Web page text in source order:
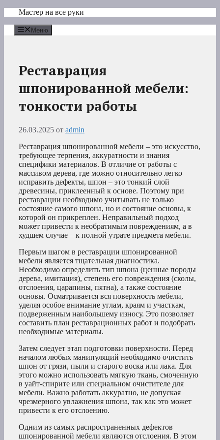
Перейти
содержимому
Мастер на все руки
Меню
Реставрация
шпонированной мебели:
тонкости работы
26.03.2025 от admin
Реставрация шпонированной мебели – это искусство,
требующее терпения, аккуратности и знания
специфики материалов. В отличие от работы с
массивом дерева, где можно относительно легко
исправить дефекты, шпон – это тонкий слой
древесины, приклеенный к основе. Поэтому при
реставрации необходимо учитывать не только
состояние самого шпона, но и состояние основы, к
которой он прикреплен. Неправильный подход
может привести к необратимым повреждениям, а в
худшем случае – к полной утрате предмета мебели.
Первым шагом в реставрации шпонированной
мебели является тщательная диагностика.
Необходимо определить тип шпона (ценные породы
дерева, имитация), степень его повреждения (сколы,
отслоения, царапины, пятна), а также состояние
основы. Осматривается вся поверхность мебели,
уделяя особое внимание углам, краям и участкам,
подверженным наибольшему износу. Это позволяет
составить план реставрационных работ и подобрать
необходимые материалы.
Затем следует этап подготовки поверхности. Перед
началом любых манипуляций необходимо очистить
шпон от грязи, пыли и старого воска или лака. Для
этого можно использовать мягкую ткань, смоченную
в уайт-спирите или специальном очистителе для
мебели. Важно работать аккуратно, не допуская
чрезмерного увлажнения шпона, так как это может
привести к его отслоению.
Одним из самых распространенных дефектов
шпонированной мебели являются отслоения. В этом